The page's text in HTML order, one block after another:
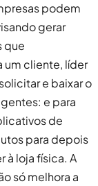
podem
gerar
que
um cliente, líder
e baixar o
e para
de
para depois
à loja física. A
só melhora a